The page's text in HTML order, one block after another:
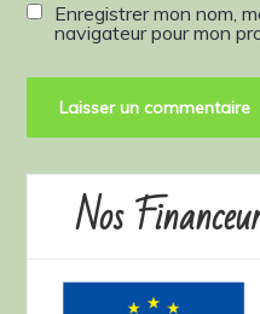
Enregistrer mon nom,
navigateur pour mon
Nos